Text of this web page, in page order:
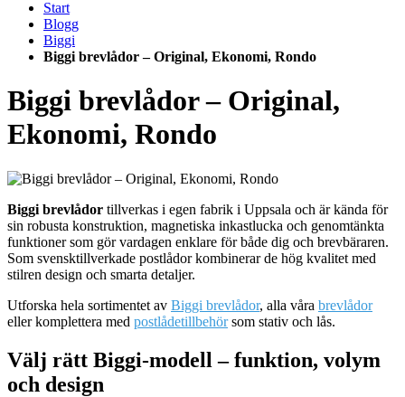
Start
Blogg
Biggi
Biggi brevlådor – Original, Ekonomi, Rondo
Biggi brevlådor – Original,
Ekonomi, Rondo
Biggi brevlådor tillverkas i egen fabrik i Uppsala och är kända för
sin robusta konstruktion, magnetiska inkastlucka och genomtänkta
funktioner som gör vardagen enklare för både dig och brevbäraren.
Som svensktillverkade postlådor kombinerar de hög kvalitet med
stilren design och smarta detaljer.
Utforska hela sortimentet av Biggi brevlådor, alla våra brevlådor
eller komplettera med postlådetillbehörsom stativ och lås.
Välj rätt Biggi‑modell – funktion, volym
och design